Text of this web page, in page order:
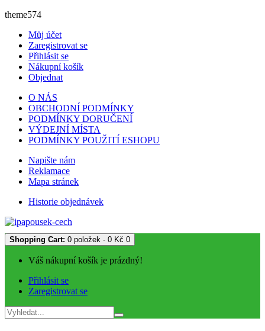
theme574
Můj účet
Zaregistrovat se
Přihlásit se
Nákupní košík
Objednat
O NÁS
OBCHODNÍ PODMÍNKY
PODMÍNKY DORUČENÍ
VÝDEJNÍ MÍSTA
PODMÍNKY POUŽITÍ ESHOPU
Napište nám
Reklamace
Mapa stránek
Historie objednávek
Shopping Cart: 0 položek - 0 Kč 0
Váš nákupní košík je prázdný!
Přihlásit se
Zaregistrovat se